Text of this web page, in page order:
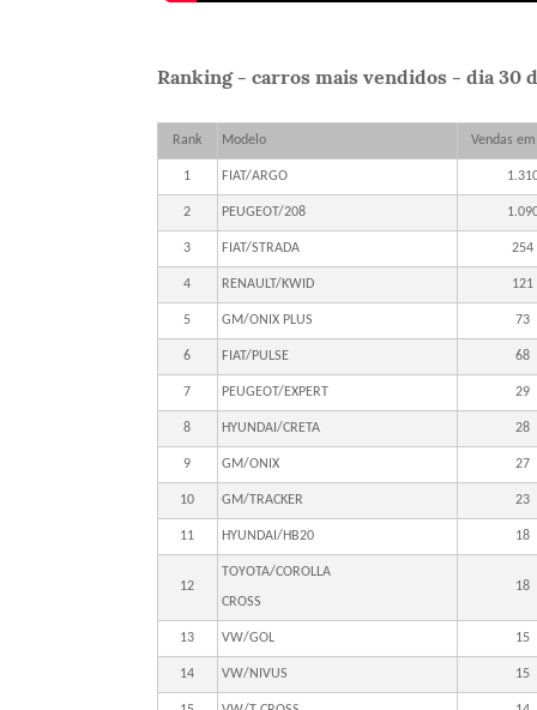
Ranking - carros mais vendidos - dia 30
Rank Modelo Vendas
1 FIAT/ARGO
2 PEUGEOT/208
3 FIAT/STRADA 254
4 RENAULT/KWID 121
5 GM/ONIX PLUS 73
6 FIAT/PULSE 68
7 PEUGEOT/EXPERT 29
8 HYUNDAI/CRETA 28
9 GM/ONIX 27
10 GM/TRACKER 23
11 HYUNDAI/HB20 18
12
TOYOTA/COROLLA
CROSS
18
13 VW/GOL 15
14 VW/NIVUS 15